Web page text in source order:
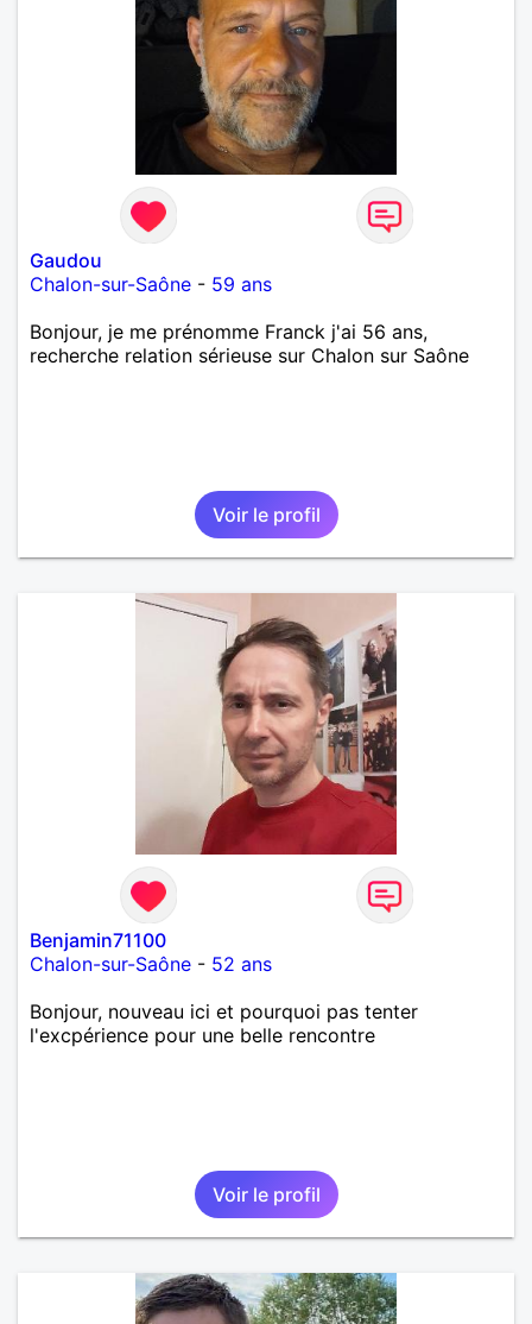
Gaudou
Chalon-sur-Saône - 59 ans
Bonjour, je me prénomme Franck j'ai 56 ans,
recherche relation sérieuse sur Chalon sur Saône
Voir le profil
Benjamin71100
Chalon-sur-Saône - 52 ans
Bonjour, nouveau ici et pourquoi pas tenter
l'excpérience pour une belle rencontre
Voir le profil